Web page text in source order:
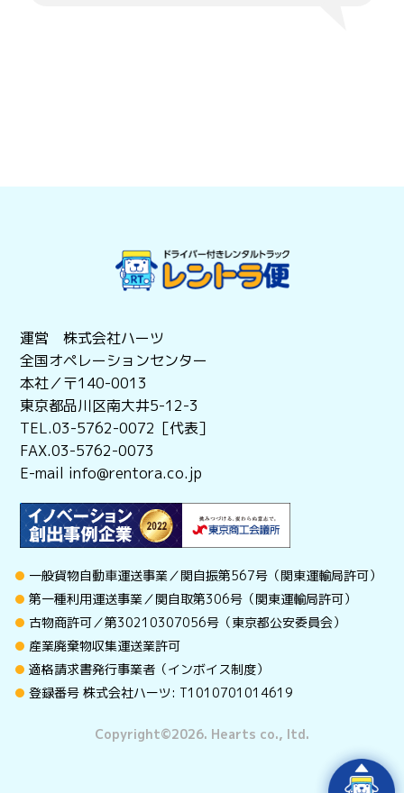
運営 株式会社ハーツ
全国オペレーションセンター
本社／〒140-0013
東京都品川区南大井5-12-3
TEL.03-5762-0072［代表］
FAX.03-5762-0073
E-mail info@rentora.co.jp
一般貨物自動車運送事業／関自振第567号（関東運輸局許可）
第一種利用運送事業／関自取第306号（関東運輸局許可）
古物商許可／第30210307056号（東京都公安委員会）
産業廃棄物収集運送業許可
適格請求書発行事業者（インボイス制度）
登録番号 株式会社ハーツ: T1010701014619
Copyright©︎2026. Hearts co., ltd.